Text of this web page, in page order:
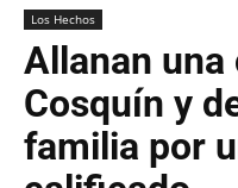
Los Hechos
Allanan una
Cosquín y
familia por